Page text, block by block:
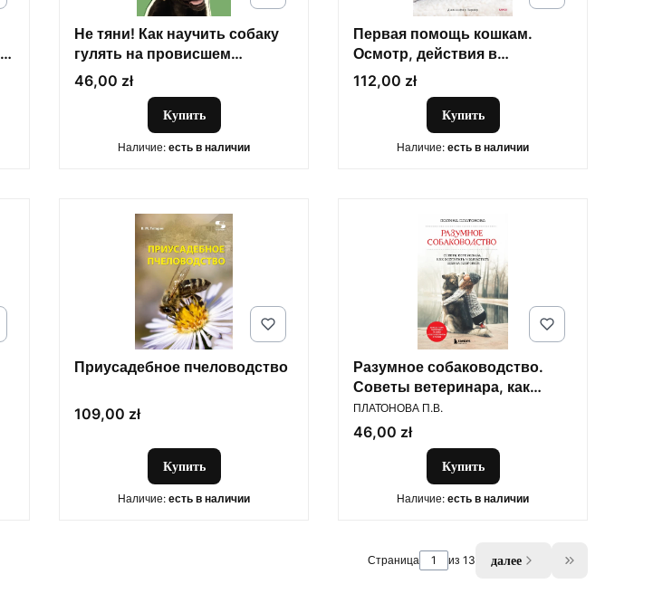
Не тяни! Как научить собаку
гулять на провисшем
поводке
Цена
46,00 zł
Купить
Наличие: есть в наличии
Первая помощь кошкам.
Осмотр, действия в
экстренных ситуациях,
аптечка первой помощи,
здоровье, корм
Цена
112,00 zł
Купить
Наличие: есть в наличии
Приусадебное пчеловодство
Цена
109,00 zł
Купить
Наличие: есть в наличии
Разумное собаководство.
Советы ветеринара, как
воспитать и вырастить
щенка здоровым
ПРОИЗВОДИТЕЛЬ
ПЛАТОНОВА П.В.
Цена
46,00 zł
Купить
Наличие: есть в наличии
Страница из 13 далее Go to the